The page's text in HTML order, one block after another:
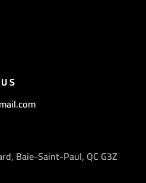
Baie-Saint-Paul, QC G3Z